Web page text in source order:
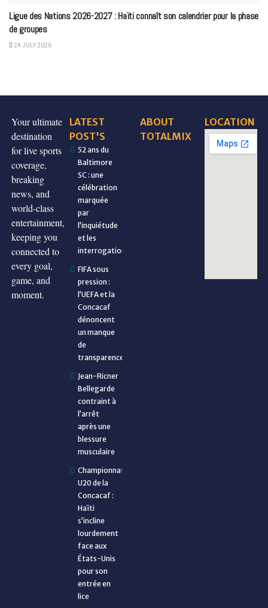
Ligue des Nations 2026-2027 : Haïti connaît son calendrier pour la phase
de groupes
24 JULY 2026
Your ultimate
destination
for live sports
coverage,
breaking
news, and
world-class
entertainment,
keeping you
connected to
every goal,
game, and
moment.
LATEST
POST'S
52 ans du
Baltimore
SC : une
célébration
marquée
par
l’inquiétude
et les
interrogations
FIFA sous
pression :
l’UEFA et la
Concacaf
dénoncent
un manque
de
transparence
Jean-Ricner
Bellegarde
contraint à
l’arrêt
après une
blessure
musculaire
Championnat
U20 de la
Concacaf :
Haïti
s’incline
lourdement
face aux
États-Unis
pour son
entrée en
lice
ABOUT
TOTALMIX
LOCATION